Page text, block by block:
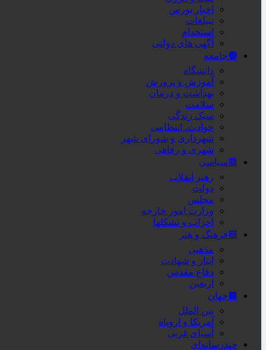
اخبار بورس
تبیلغات
استخدام
آگهی های دولتی
🟤جامعه
دانشگاه
آموزش و پرورش
بهداشت و درمان
سلامت
سبک زندگی
حوادث، انتظامی
شهرداری و شورای شهر
شهری و رفاهی
🟥سیاسی
رهبر انقلاب
دولت
مجلس
وزارت امور خارجه
احزاب و تشکلها
🟦فرهنگ و هنر
مذهبی
ایثار و شهادت
دفاع مقدس
اربعین
🟫جهان
بین الملل
آمریکا و اروپاه
آسیای غربی
چندرسانه‌ای